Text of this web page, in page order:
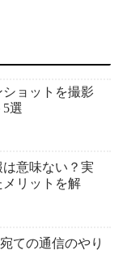
ショットを撮影
選
は意味ない？実
リットを解
ての通信のやり